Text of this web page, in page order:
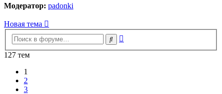
Модератор: padonki
Новая тема
Поиск
127 тем
1
2
3